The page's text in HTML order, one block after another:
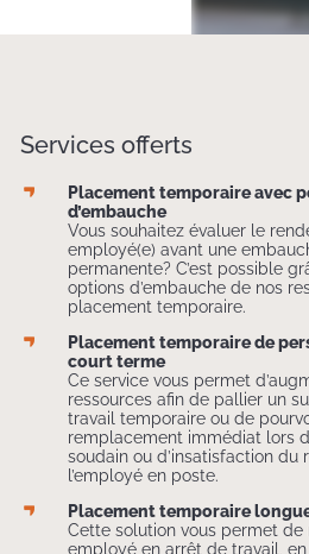
Real estate
paperwork,
mortgage loan
Services offerts
Placement temporaire avec
d’embauche
Vous souhaitez évaluer le
employé(e) avant une
permanente? C’est possible
options d’embauche de nos
placement temporaire.
Placement temporaire de
court terme
Ce service vous permet
ressources afin de pallier un
travail temporaire ou de
remplacement immédiat lors
soudain ou d’insatisfaction du
l’employé en poste.
Placement temporaire
Cette solution vous permet
employé en arrêt de travail,